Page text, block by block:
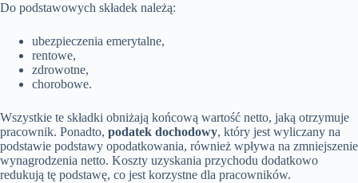
Do podstawowych składek należą:
ubezpieczenia emerytalne,
rentowe,
zdrowotne,
chorobowe.
Wszystkie te składki obniżają końcową wartość netto, jaką otrzymuje
pracownik. Ponadto, podatek dochodowy, który jest wyliczany na
podstawie podstawy opodatkowania, również wpływa na zmniejszenie
wynagrodzenia netto. Koszty uzyskania przychodu dodatkowo
redukują tę podstawę, co jest korzystne dla pracowników.